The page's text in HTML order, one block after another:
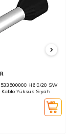
H6,0/20 SW
Yüksük Siyah